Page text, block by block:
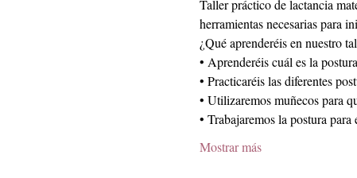
Taller práctico de lactancia
herramientas necesarias para
¿Qué aprenderéis en nuestro
• Aprenderéis cuál es la
• Practicaréis las diferentes
• Utilizaremos muñecos para
• Trabajaremos la postura
Mostrar más